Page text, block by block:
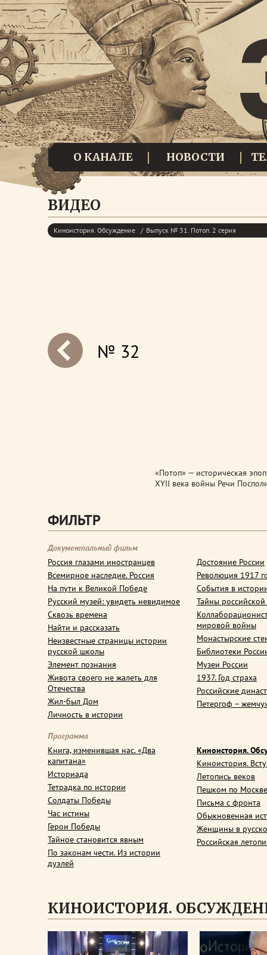
О КАНАЛЕ НОВОСТИ
ВИДЕО
Киноистория. Обсуждение Выпуск № 31. Потоп. 2 серия
№ 32
«Потоп» — историческая
XYII века войны Речи
ФИЛЬТР
Документальный фильм
Россия глазами иностранцев
Всемирное наследие. Россия
На пути к Великой Победе
Русский музей: увидеть невидимое
Сквозь времена
Найти и рассказать
Неизвестные страницы истории
русской школы
Элемент познания
Живота своего не жалеть для
Отечества
Жил-был Дом
Личность в истории
Достояние России
Революция 1917
События в
Тайны
мировой войны
Монастырские
Библиотеки
Музеи России
1937. Год страха
Российские
Петергоф –
Программа
Книга, изменившая нас. «Два
капитана»
Историада
Тетрадка по истории
Солдаты Победы
Час истины
Герои Победы
Тайное становится явным
По законам чести. Из истории
дуэлей
Киноистория.
Киноистория.
Летопись веков
Пешком по Москве
Письма с фронта
Обыкновенная
Женщины в
Российская
КИНОИСТОРИЯ.